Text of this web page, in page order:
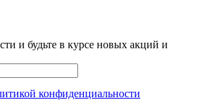
и будьте в курсе новых акций и
конфиденциальности